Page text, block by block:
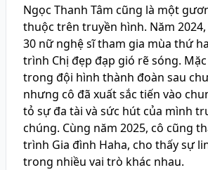
Ngọc Thanh Tâm cũng là một
thuộc trên truyền hình. Năm
30 nữ nghệ sĩ tham gia mùa thứ
trình Chị đẹp đạp gió rẽ sóng.
trong đội hình thành đoàn sau
nhưng cô đã xuất sắc tiến vào
tỏ sự đa tài và sức hút của mình
chúng. Cùng năm 2025, cô cũng
trình Gia đình Haha, cho thấy sự
trong nhiều vai trò khác nhau.